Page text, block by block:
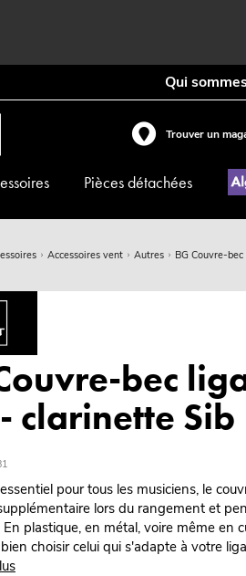
Qui
Trouver un
Pièces détachées
Accessoires vent Autres BG Couvre-
bec
clarinette Sib
pour tous les musiciens, le
lors du rangement et
plastique, en métal, voire même en
choisir celui qui s'adapte à votre